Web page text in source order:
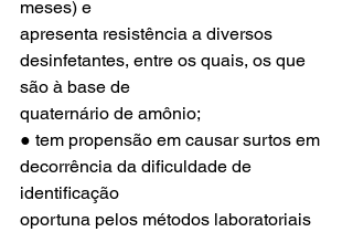
meses) e
apresenta resistência a diversos
desinfetantes, entre os quais, os que
são à base de
quaternário de amônio;
● tem propensão em causar surtos em
decorrência da dificuldade de
identificação
oportuna pelos métodos laboratoriais